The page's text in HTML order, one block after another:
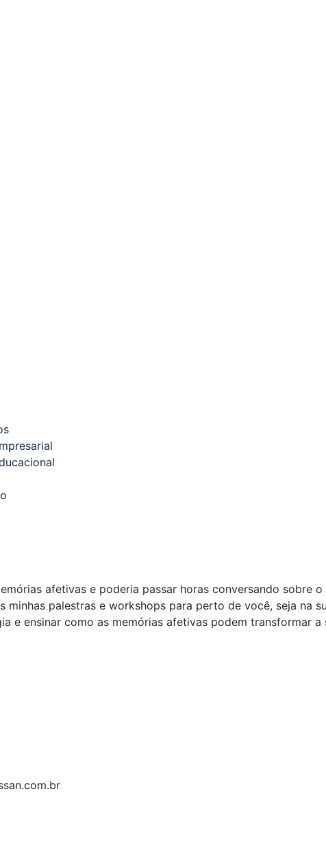
afetivas e poderia passar horas conversando sobre
minhas palestras e workshops para perto de você, seja na
e ensinar como as memórias afetivas podem transformar a